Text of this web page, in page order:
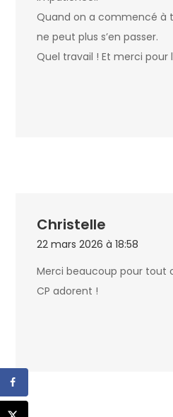
Quand on a commencé à
ne peut plus s’en passer.
Quel travail ! Et merci pour
Christelle
22 mars 2026 à 18:58
Merci beaucoup pour tout
CP adorent !